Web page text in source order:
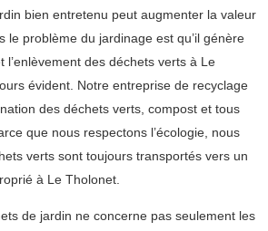
bien entretenu peut augmenter la valeur
le problème du jardinage est qu’il génère
l’enlèvement des déchets verts à Le
évident. Notre entreprise de recyclage
des déchets verts, compost et tous
que nous respectons l’écologie, nous
verts sont toujours transportés vers un
à Le Tholonet.
de jardin ne concerne pas seulement les